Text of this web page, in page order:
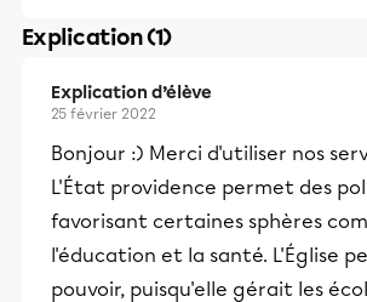
Explication (1)
Explication d’élève
25 février 2022
Bonjour :) Merci d'utiliser nos
L'État providence permet des
favorisant certaines sphères
l'éducation et la santé. L'Église
pouvoir, puisqu'elle gérait les